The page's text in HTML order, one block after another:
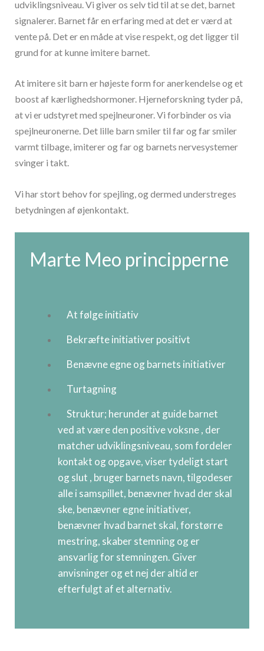
udviklingsniveau. Vi giver os selv tid til at se det, barnet
signalerer. Barnet får en erfaring med at det er værd at
vente på. Det er en måde at vise respekt, og det ligger til
grund for at kunne imitere barnet.
At imitere sit barn er højeste form for anerkendelse og et
boost af kærlighedshormoner. Hjerneforskning tyder på,
at vi er udstyret med spejlneuroner. Vi forbinder os via
spejlneuronerne. Det lille barn smiler til far og far smiler
varmt tilbage, imiterer og far og barnets nervesystemer
svinger i takt.
Vi har stort behov for spejling, og dermed understreges
betydningen af øjenkontakt.
Marte Meo principperne
At følge initiativ
Bekræfte initiativer positivt
Benævne egne og barnets initiativer
Turtagning
Struktur; herunder at guide barnet
ved at være den positive voksne , der
matcher udviklingsniveau, som fordeler
kontakt og opgave, viser tydeligt start
og slut , bruger barnets navn, tilgodeser
alle i samspillet, benævner hvad der skal
ske, benævner egne initiativer,
benævner hvad barnet skal, forstørre
mestring, skaber stemning og er
ansvarlig for stemningen. Giver
anvisninger og et nej der altid er
efterfulgt af et alternativ.